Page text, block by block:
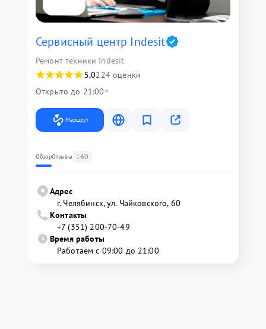
Сервисный центр Indesit
Ремонт техники Indesit
5,0224 оценки
Открыто до 21:00
Маршрут
ОбзорОтзывы 160
Адрес
г. Челябинск, ул. Чайковского, 60
Контакты
+7 (351) 200-70-49
Время работы
Работаем с 09:00 до 21:00